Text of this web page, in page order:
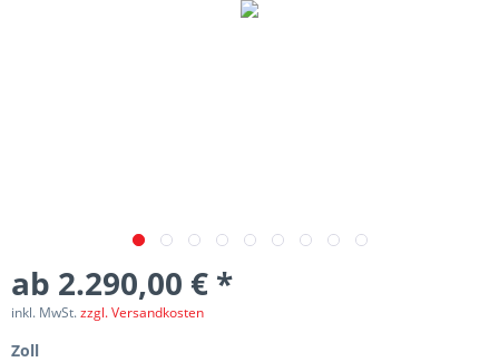
ab 2.290,00 € *
inkl. MwSt.zzgl. Versandkosten
Zoll